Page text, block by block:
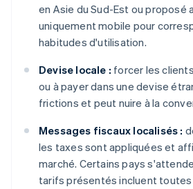
en Asie du Sud-Est ou proposé
uniquement mobile pour
habitudes d'utilisation.
Devise locale : forcer les
ou à payer dans une devise
frictions et peut nuire à la
Messages fiscaux localisés :
les taxes sont appliquées et
marché. Certains pays
tarifs présentés incluent